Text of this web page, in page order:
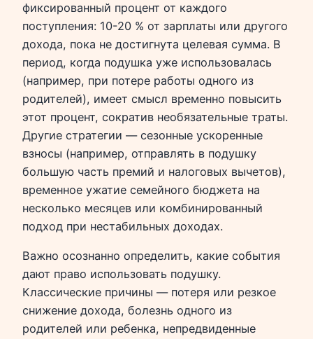
фиксированный процент от каждого
поступления: 10-20 % от зарплаты или другого
дохода, пока не достигнута целевая сумма. В
период, когда подушка уже использовалась
(например, при потере работы одного из
родителей), имеет смысл временно повысить
этот процент, сократив необязательные траты.
Другие стратегии — сезонные ускоренные
взносы (например, отправлять в подушку
большую часть премий и налоговых вычетов),
временное ужатие семейного бюджета на
несколько месяцев или комбинированный
подход при нестабильных доходах.
Важно осознанно определить, какие события
дают право использовать подушку.
Классические причины — потеря или резкое
снижение дохода, болезнь одного из
родителей или ребенка, непредвиденные